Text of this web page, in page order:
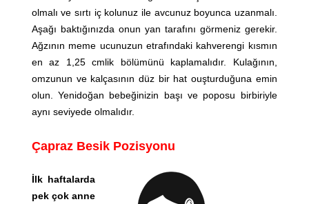
olmalı ve sırtı iç kolunuz ile avcunuz boyunca uzanmalı.
Aşağı baktığınızda onun yan tarafını görmeniz gerekir.
Ağzının meme ucunuzun etrafındaki kahverengi kısmın
en az 1,25 cmlik bölümünü kaplamalıdır. Kulağının,
omzunun ve kalçasının düz bir hat ouşturduğuna emin
olun. Yenidoğan bebeğinizin başı ve poposu birbiriyle
aynı seviyede olmalıdır.
Çapraz Besik Pozisyonu
İlk haftalarda
pek çok anne